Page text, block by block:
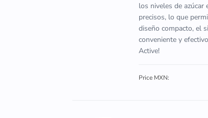
los niveles de
precisos, lo que
diseño compacto, el
conveniente y
Active!
Price MXN: